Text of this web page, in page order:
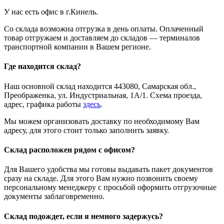
У нас есть офис в г.Кинель.
Со склада возможна отгрузка в день оплаты. Оплаченный
товар отгружаем и доставляем до складов — терминалов
транспортной компании в Вашем регионе.
Где находится склад?
Наш основной склад находится 443080, Самарская обл.,
Преображенка, ул. Индустриальная, 1А/1. Схема проезда,
адрес, графика работы здесь.
Мы можем организовать доставку по необходимому Вам
адресу, для этого стоит только заполнить заявку.
Склад расположен рядом с офисом?
Для Вашего удобства мы готовы выдавать пакет документов
сразу на складе. Для этого Вам нужно позвонить своему
персональному менеджеру с просьбой оформить отгрузочные
документы заблаговременно.
Склад подождет, если я немного задержусь?